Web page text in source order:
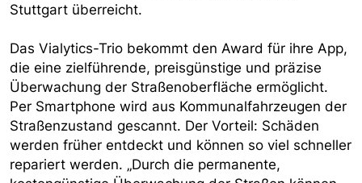
Stuttgart überreicht.
Das Vialytics-Trio bekommt den Award für ihre App,
die eine zielführende, preisgünstige und präzise
Überwachung der Straßenoberfläche ermöglicht.
Per Smartphone wird aus Kommunalfahrzeugen der
Straßenzustand gescannt. Der Vorteil: Schäden
werden früher entdeckt und können so viel schneller
repariert werden. „Durch die permanente,